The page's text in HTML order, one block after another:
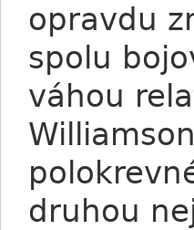
opravdu
spolu
váhou
druhou